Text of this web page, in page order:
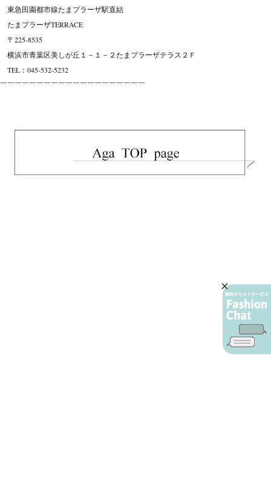
東急田園都市線たまプラーザ駅直結
たまプラーザTERRACE
〒225-8535
横浜市青葉区美しが丘１－１－２たまプラーザテラス２Ｆ
TEL：045-532-5232
￣￣￣￣￣￣￣￣￣￣￣￣￣￣￣￣￣￣￣￣